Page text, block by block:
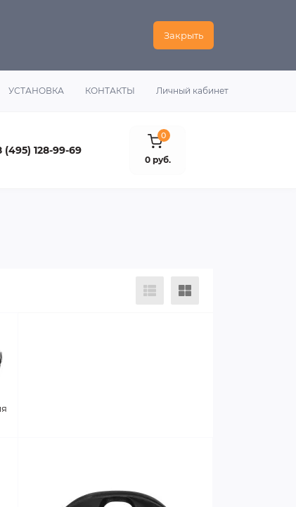
Закрыть
УСТАНОВКА КОНТАКТЫ Личный кабинет
(495) 128-99-69
0
0 руб.